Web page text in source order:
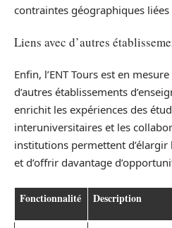
contraintes géographiques liées
Liens avec d’autres
Enfin, l’ENT Tours est en
d’autres établissements
enrichit les expériences des
interuniversitaires et les
institutions permettent
et d’offrir davantage
Fonctionnalité Description